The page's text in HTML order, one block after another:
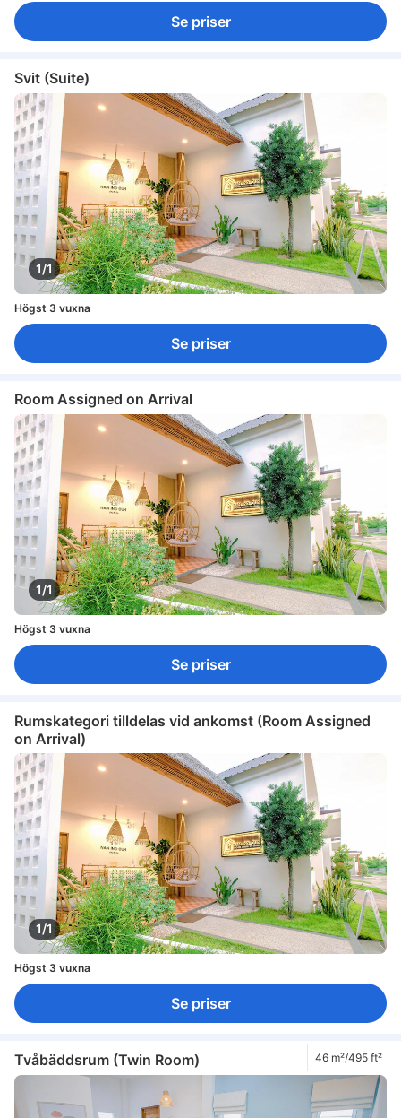
Se priser
Svit (Suite)
1/1
Högst 3 vuxna
Se priser
Room Assigned on Arrival
1/1
Högst 3 vuxna
Se priser
Rumskategori tilldelas vid ankomst (Room Assigned
on Arrival)
1/1
Högst 3 vuxna
Se priser
Tvåbäddsrum (Twin Room) 46 m²/495 ft²